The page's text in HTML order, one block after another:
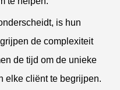
is hun
de complexiteit
de tijd om de unieke
elke cliënt te begrijpen.